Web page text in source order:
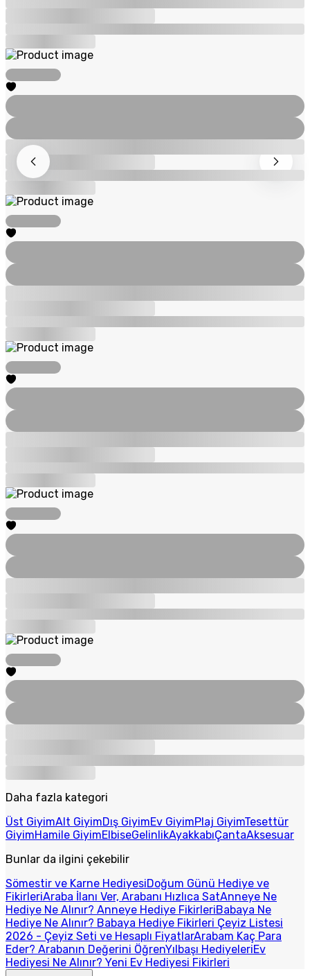
Daha fazla kategori
Üst GiyimAlt GiyimDış GiyimEv GiyimPlaj GiyimTesettür
GiyimHamile GiyimElbiseGelinlikAyakkabıÇantaAksesuar
Bunlar da ilgini çekebilir
Sömestir ve Karne HediyesiDoğum Günü Hediye ve
FikirleriAraba İlanı Ver, Arabanı Hızlıca SatAnneye Ne
Hediye Ne Alınır? Anneye Hediye FikirleriBabaya Ne
Hediye Ne Alınır? Babaya Hediye Fikirleri Çeyiz Listesi
2026 - Çeyiz Seti ve Hesaplı FiyatlarArabam Kaç Para
Eder? Arabanın Değerini ÖğrenYılbaşı HediyeleriEv
Hediyesi Ne Alınır? Yeni Ev Hediyesi Fikirleri